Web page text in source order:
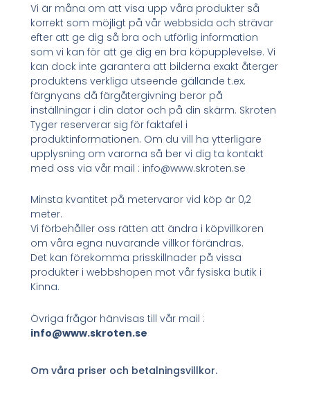
Vi är måna om att visa upp våra produkter så
korrekt som möjligt på vår webbsida och strävar
efter att ge dig så bra och utförlig information
som vi kan för att ge dig en bra köpupplevelse. Vi
kan dock inte garantera att bilderna exakt återger
produktens verkliga utseende gällande t.ex.
färgnyans då färgåtergivning beror på
inställningar i din dator och på din skärm. Skroten
Tyger reserverar sig för faktafel i
produktinformationen. Om du vill ha ytterligare
upplysning om varorna så ber vi dig ta kontakt
med oss via vår mail : info@www.skroten.se
Minsta kvantitet på metervaror vid köp är 0,2
meter.
Vi förbehåller oss rätten att ändra i köpvillkoren
om våra egna nuvarande villkor förändras.
Det kan förekomma prisskillnader på vissa
produkter i webbshopen mot vår fysiska butik i
Kinna.
Övriga frågor hänvisas till vår mail :
info@www.skroten.se
Om våra priser och betalningsvillkor.